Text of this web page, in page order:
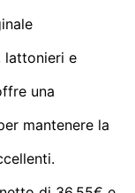
lattonieri e
una
mantenere la